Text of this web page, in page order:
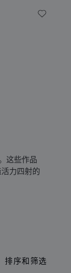
My
这些作品
力四射的
排序和筛选